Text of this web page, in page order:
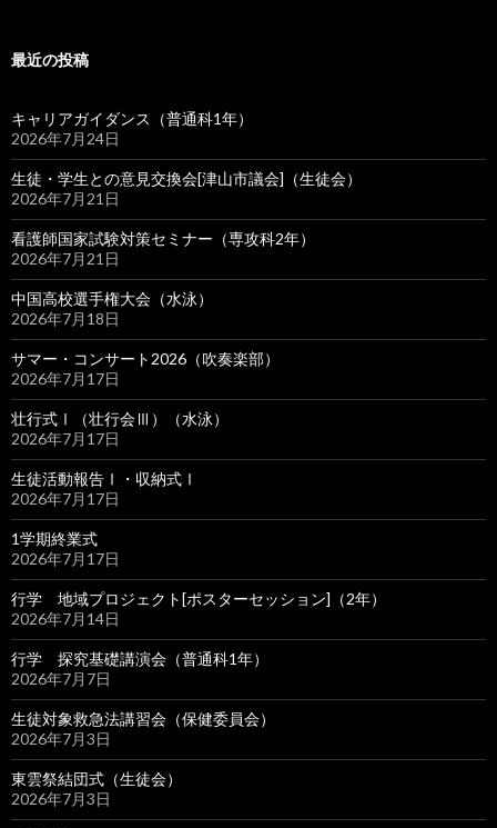
最近の投稿
キャリアガイダンス（普通科1年）
2026年7月24日
生徒・学生との意見交換会[津山市議会]（生徒会）
2026年7月21日
看護師国家試験対策セミナー（専攻科2年）
2026年7月21日
中国高校選手権大会（水泳）
2026年7月18日
サマー・コンサート2026（吹奏楽部）
2026年7月17日
壮行式Ⅰ（壮行会Ⅲ）（水泳）
2026年7月17日
生徒活動報告Ⅰ・収納式Ⅰ
2026年7月17日
1学期終業式
2026年7月17日
行学 地域プロジェクト[ポスターセッション]（2年）
2026年7月14日
行学 探究基礎講演会（普通科1年）
2026年7月7日
生徒対象救急法講習会（保健委員会）
2026年7月3日
東雲祭結団式（生徒会）
2026年7月3日